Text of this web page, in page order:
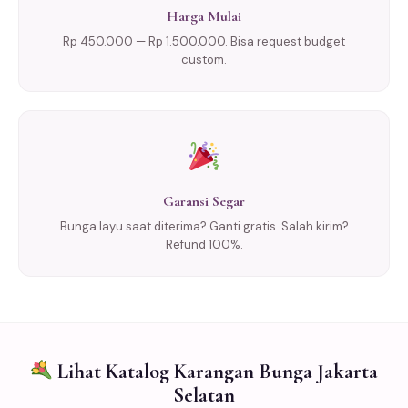
Harga Mulai
Rp 450.000 — Rp 1.500.000. Bisa request budget
custom.
Garansi Segar
Bunga layu saat diterima? Ganti gratis. Salah kirim?
Refund 100%.
Lihat Katalog Karangan Bunga Jakarta
Selatan